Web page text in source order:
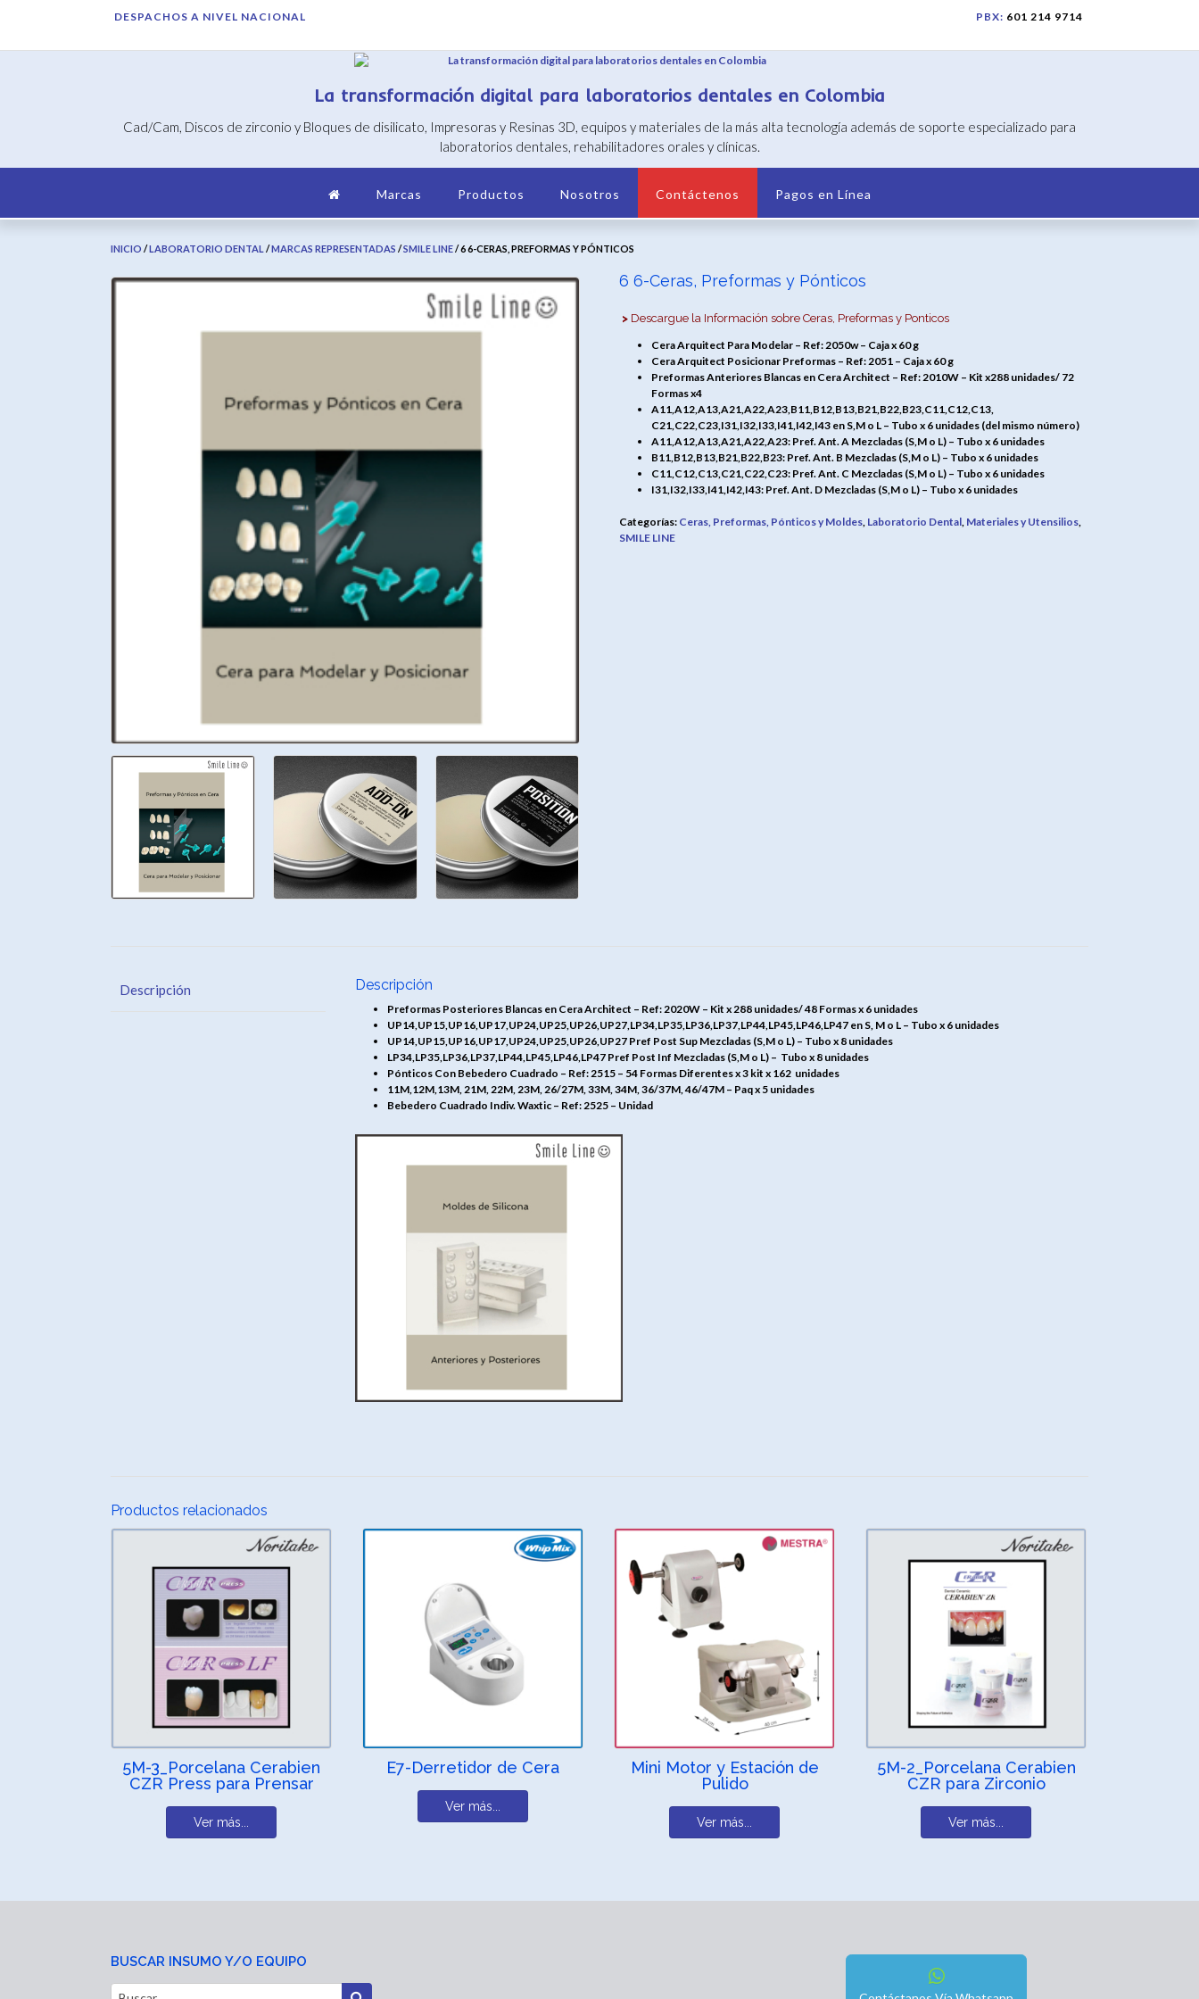
DESPACHOS A NIVEL NACIONAL PBX: 601 214 9714
La transformación digital para laboratorios dentales en Colombia
Cad/Cam, Discos de zirconio y Bloques de disilicato, Impresoras y Resinas 3D, equipos y materiales de la más alta tecnología además de soporte especializado para
laboratorios dentales, rehabilitadores orales y clínicas.
Marcas Productos Nosotros Contáctenos Pagos en Línea
INICIO /LABORATORIO DENTAL /MARCAS REPRESENTADAS /SMILE LINE/ 6 6-CERAS, PREFORMAS Y PÓNTICOS
6 6-Ceras, Preformas y Pónticos
> Descargue la Información sobre Ceras, Preformas y Ponticos
Cera Arquitect Para Modelar – Ref: 2050w – Caja x 60 g
Cera Arquitect Posicionar Preformas – Ref: 2051 – Caja x 60 g
Preformas Anteriores Blancas en Cera Architect – Ref: 2010W – Kit x288 unidades/ 72
Formas x4
A11,A12,A13,A21,A22,A23,B11,B12,B13,B21,B22,B23,C11,C12,C13,
C21,C22,C23,I31,I32,I33,I41,I42,I43 en S,M o L – Tubo x 6 unidades (del mismo número)
A11,A12,A13,A21,A22,A23: Pref. Ant. A Mezcladas (S,M o L) – Tubo x 6 unidades
B11,B12,B13,B21,B22,B23: Pref. Ant. B Mezcladas (S,M o L) – Tubo x 6 unidades
C11,C12,C13,C21,C22,C23: Pref. Ant. C Mezcladas (S,M o L) – Tubo x 6 unidades
I31,I32,I33,I41,I42,I43: Pref. Ant. D Mezcladas (S,M o L) – Tubo x 6 unidades
Categorías: Ceras, Preformas, Pónticos y Moldes, Laboratorio Dental, Materiales y Utensilios,
SMILE LINE
Descripción Descripción
Preformas Posteriores Blancas en Cera Architect – Ref: 2020W – Kit x 288 unidades/ 48 Formas x 6 unidades
UP14,UP15,UP16,UP17,UP24,UP25,UP26,UP27,LP34,LP35,LP36,LP37,LP44,LP45,LP46,LP47 en S, M o L – Tubo x 6 unidades
UP14,UP15,UP16,UP17,UP24,UP25,UP26,UP27 Pref Post Sup Mezcladas (S,M o L) – Tubo x 8 unidades
LP34,LP35,LP36,LP37,LP44,LP45,LP46,LP47 Pref Post Inf Mezcladas (S,M o L) – Tubo x 8 unidades
Pónticos Con Bebedero Cuadrado – Ref: 2515 – 54 Formas Diferentes x 3 kit x 162 unidades
11M,12M,13M, 21M, 22M, 23M, 26/27M, 33M, 34M, 36/37M, 46/47M – Paq x 5 unidades
Bebedero Cuadrado Indiv. Waxtic – Ref: 2525 – Unidad
Productos relacionados
5M-3_Porcelana Cerabien
CZR Press para Prensar
Ver más...
E7-Derretidor de Cera
Ver más...
Mini Motor y Estación de
Pulido
Ver más...
5M-2_Porcelana Cerabien
CZR para Zirconio
Ver más...
BUSCAR INSUMO Y/O EQUIPO